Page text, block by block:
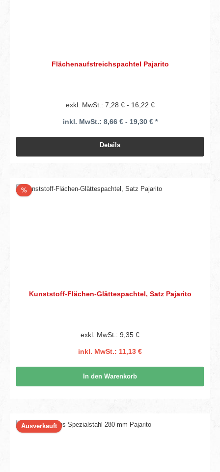
Flächenaufstreichspachtel Pajarito
exkl. MwSt.: 7,28 € - 16,22 €
inkl. MwSt.: 8,66 € - 19,30 € *
Details
%Rabatt
Kunststoff-Flächen-Glättespachtel, Satz Pajarito
exkl. MwSt.: 9,35 €
inkl. MwSt.: 11,13 €
In den Warenkorb
Ausverkauft